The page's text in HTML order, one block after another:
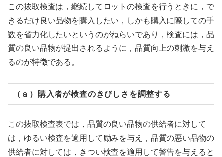
この抜取検査は，継続してロットの検査を行うときに，で
きるだけ良い品物を購入したい，しかも購入に際しての手
数を省力化したいというのがねらいであり，検査には，品
質の良い品物が提出されるように，品質向上の刺激を与え
るのが特徴である。
（ａ）購入者が検査のきびしさを調整する
この抜取検査表では，品質の良い品物の供給者に対して
は，ゆるい検査を適用して励みを与え，品質の悪い品物の
供給者に対しては，きつい検査を適用して警告を与えると